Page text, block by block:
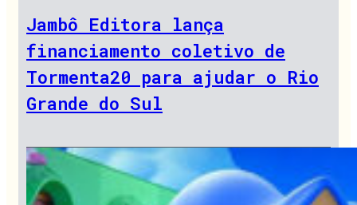
Jambô Editora lança
financiamento coletivo de
Tormenta20 para ajudar o Rio
Grande do Sul